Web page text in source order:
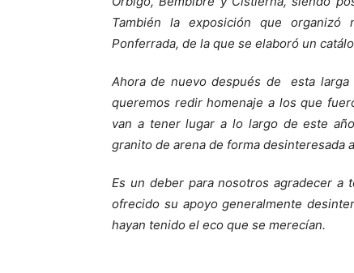
También la exposición que organizó
Ponferrada, de la que se elaboró un
Ahora de nuevo después de esta
queremos redir homenaje a los que
van a tener lugar a lo largo de este
granito de arena de forma desinteresada
Es un deber para nosotros agradecer a
ofrecido su apoyo generalmente
hayan tenido el eco que se merecían.